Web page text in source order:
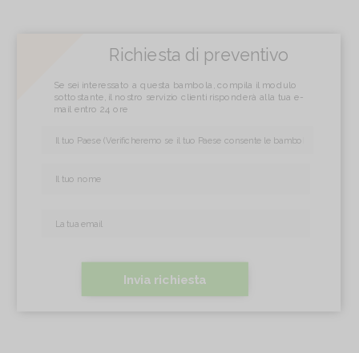
Richiesta di preventivo
Se sei interessato a questa bambola, compila il modulo
sottostante, il nostro servizio clienti risponderà alla tua e-
mail entro 24 ore
Invia richiesta